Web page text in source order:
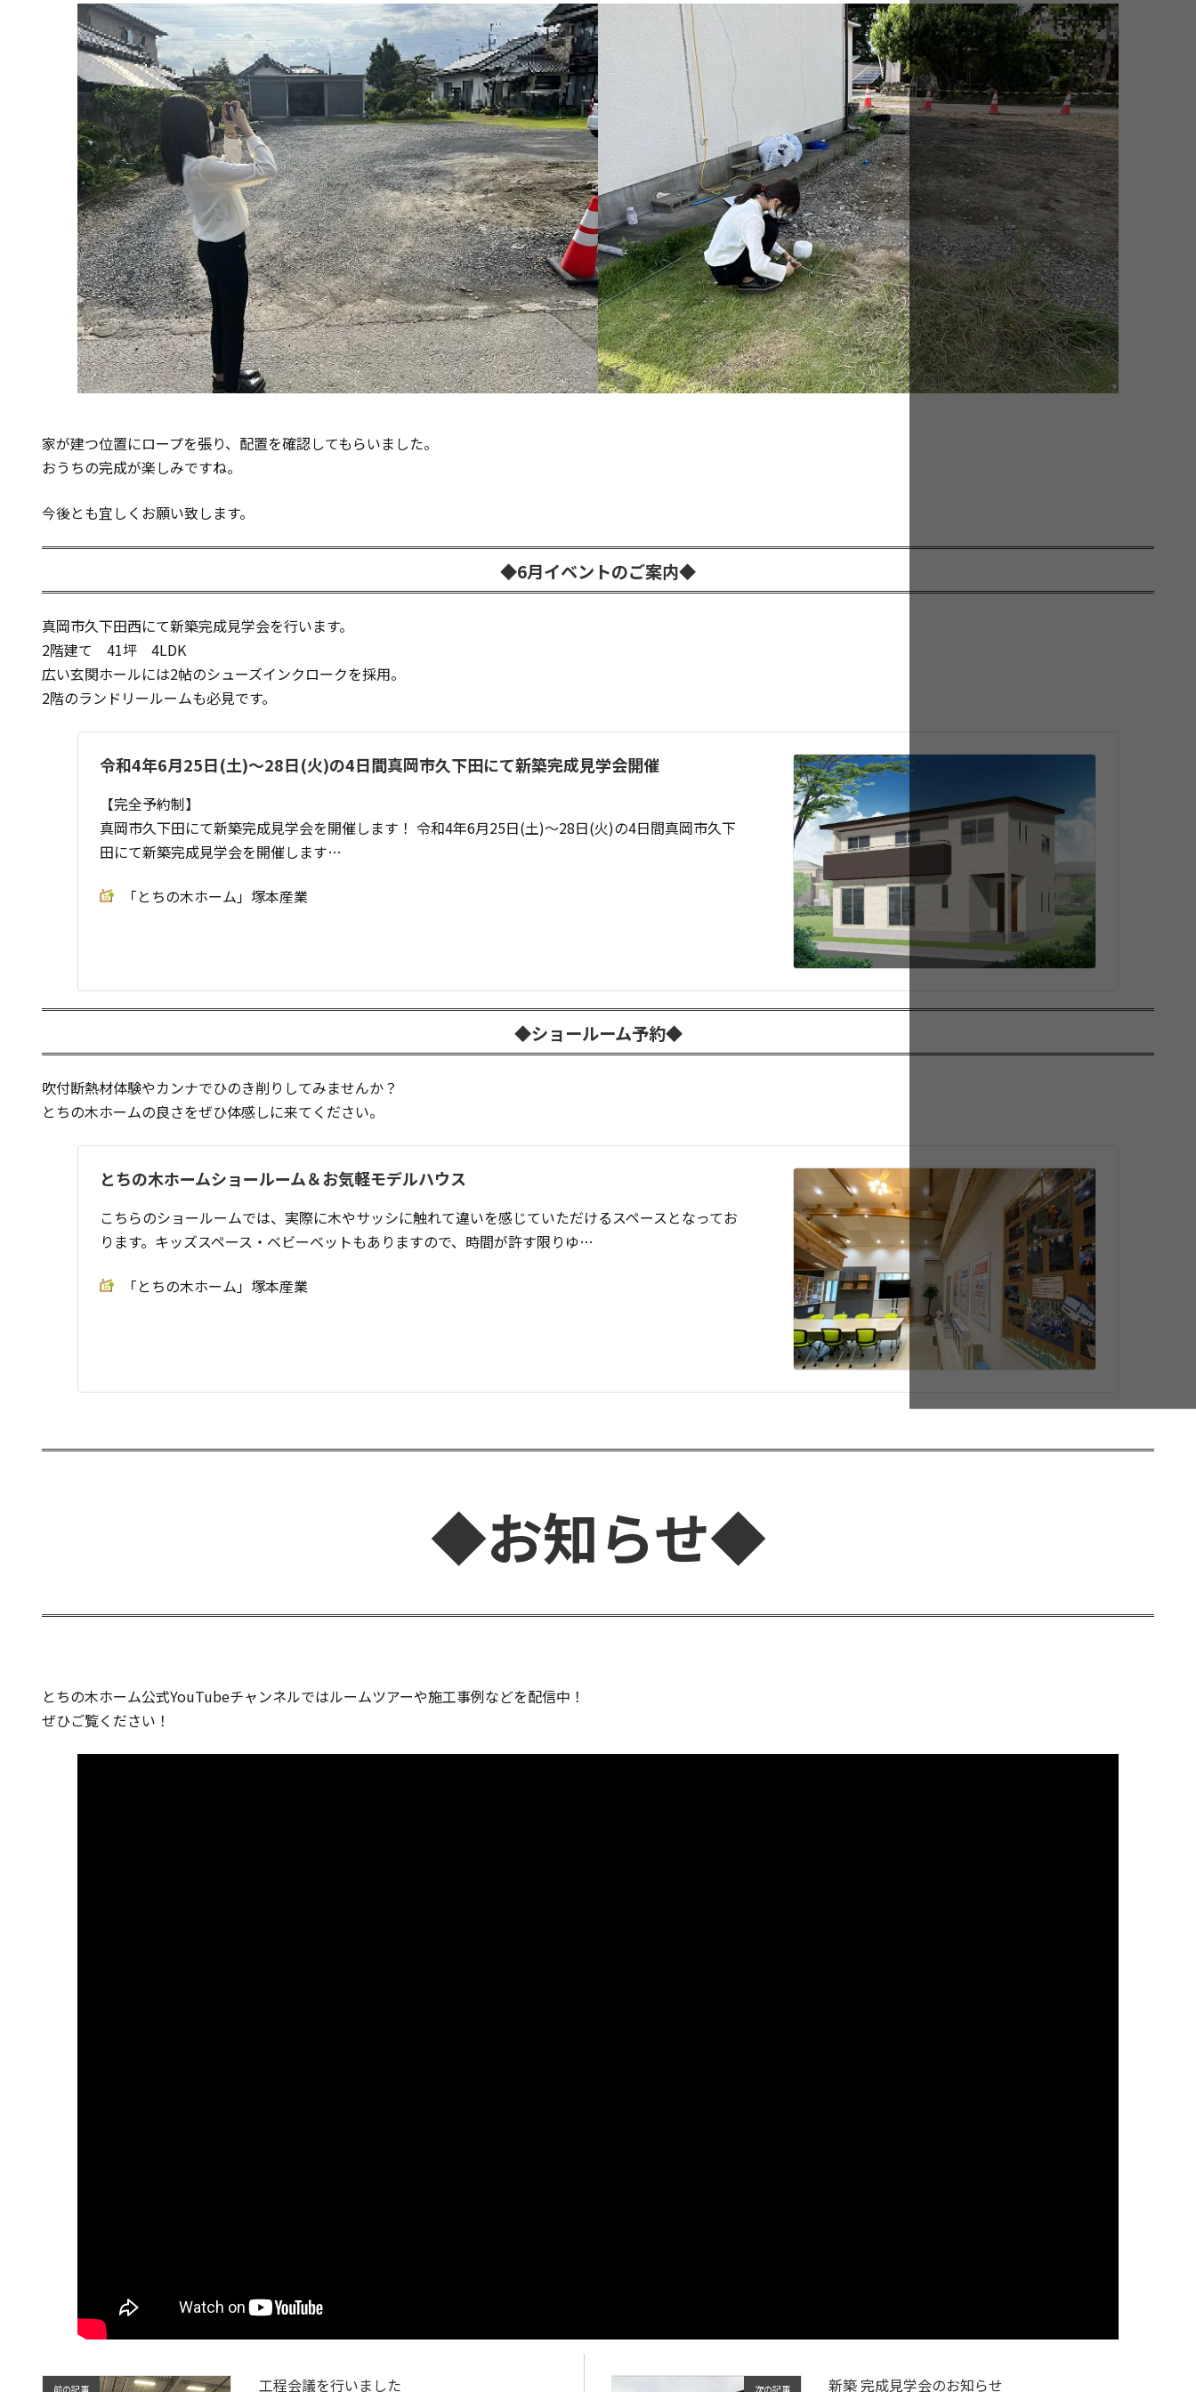
家が建つ位置にロープを張り、配置を確認してもらいました。
おうちの完成が楽しみですね。
今後とも宜しくお願い致します。
◆6月イベントのご案内◆
真岡市久下田西にて新築完成見学会を行います。
2階建て 41坪 4LDK
広い玄関ホールには2帖のシューズインクロークを採用。
2階のランドリールームも必見です。
令和4年6月25日(土)～28日(火)の4日間真岡市久下田にて新築完成見学会開催
【完全予約制】
真岡市久下田にて新築完成見学会を開催します！ 令和4年6月25日(土)～28日(火)の4日間真岡市久下
田にて新築完成見学会を開催します…
「とちの木ホーム」塚本産業
◆ショールーム予約◆
吹付断熱材体験やカンナでひのき削りしてみませんか？
とちの木ホームの良さをぜひ体感しに来てください。
とちの木ホームショールーム＆お気軽モデルハウス
こちらのショールームでは、実際に木やサッシに触れて違いを感じていただけるスペースとなってお
ります。キッズスペース・ベビーベットもありますので、時間が許す限りゆ…
「とちの木ホーム」塚本産業
◆お知らせ◆
とちの木ホーム公式YouTubeチャンネルではルームツアーや施工事例などを配信中！
ぜひご覧ください！
前の記事 工程会議を行いました 次の記事 新築 完成見学会のお知らせ